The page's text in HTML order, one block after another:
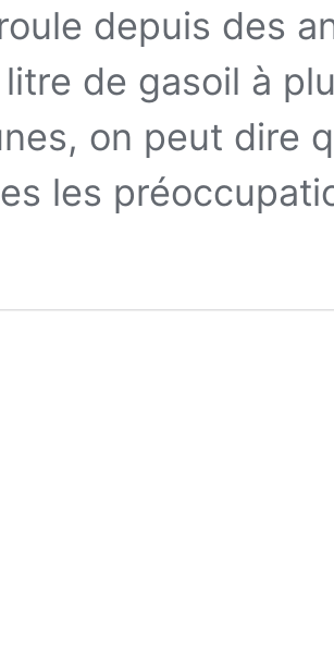
depuis des
de gasoil à
on peut dire
les